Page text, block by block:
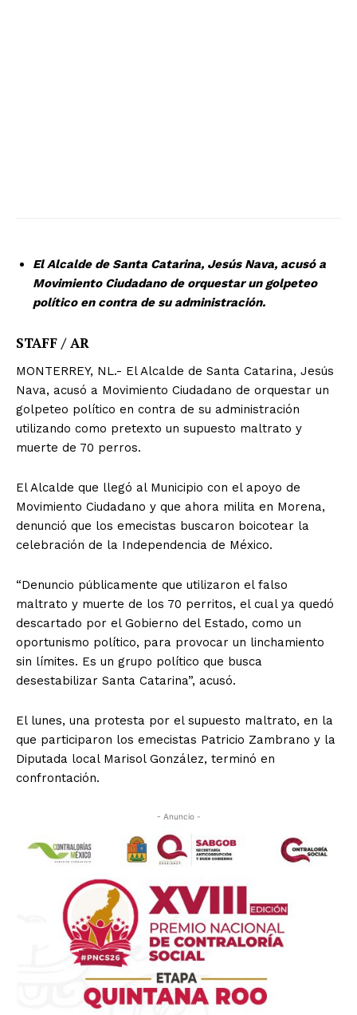
El Alcalde de Santa Catarina, Jesús Nava, acusó a
Movimiento Ciudadano de orquestar un golpeteo
político en contra de su administración.
STAFF / AR
MONTERREY, NL.- El Alcalde de Santa Catarina, Jesús
Nava, acusó a Movimiento Ciudadano de orquestar un
golpeteo político en contra de su administración
utilizando como pretexto un supuesto maltrato y
muerte de 70 perros.
El Alcalde que llegó al Municipio con el apoyo de
Movimiento Ciudadano y que ahora milita en Morena,
denunció que los emecistas buscaron boicotear la
celebración de la Independencia de México.
“Denuncio públicamente que utilizaron el falso
maltrato y muerte de los 70 perritos, el cual ya quedó
descartado por el Gobierno del Estado, como un
oportunismo político, para provocar un linchamiento
sin límites. Es un grupo político que busca
desestabilizar Santa Catarina”, acusó.
El lunes, una protesta por el supuesto maltrato, en la
que participaron los emecistas Patricio Zambrano y la
Diputada local Marisol González, terminó en
confrontación.
- Anuncio -